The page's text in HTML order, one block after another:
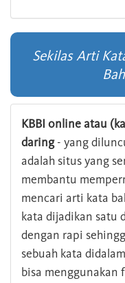
Sekilas Arti
KBBI online atau
daring- yang
adalah situs yang
membantu
mencari arti kata
kata dijadikan satu
dengan rapi
sebuah kata
bisa menggunakan